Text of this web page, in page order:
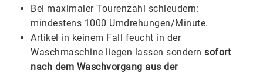
Bei maximaler Tourenzahl schleudern:
mindestens 1000 Umdrehungen/Minute.
Artikel in keinem Fall feucht in der
Waschmaschine liegen lassen sondern sofort
nach dem Waschvorgang aus der